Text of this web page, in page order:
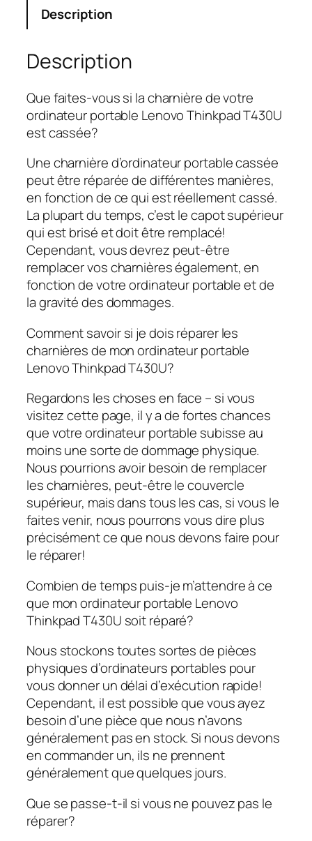
Description
Description
Que faites-vous si la charnière de votre
ordinateur portable Lenovo Thinkpad T430U
est cassée?
Une charnière d’ordinateur portable cassée
peut être réparée de différentes manières,
en fonction de ce qui est réellement cassé.
La plupart du temps, c’est le capot supérieur
qui est brisé et doit être remplacé!
Cependant, vous devrez peut-être
remplacer vos charnières également, en
fonction de votre ordinateur portable et de
la gravité des dommages.
Comment savoir si je dois réparer les
charnières de mon ordinateur portable
Lenovo Thinkpad T430U?
Regardons les choses en face – si vous
visitez cette page, il y a de fortes chances
que votre ordinateur portable subisse au
moins une sorte de dommage physique.
Nous pourrions avoir besoin de remplacer
les charnières, peut-être le couvercle
supérieur, mais dans tous les cas, si vous le
faites venir, nous pourrons vous dire plus
précisément ce que nous devons faire pour
le réparer!
Combien de temps puis-je m’attendre à ce
que mon ordinateur portable Lenovo
Thinkpad T430U soit réparé?
Nous stockons toutes sortes de pièces
physiques d’ordinateurs portables pour
vous donner un délai d’exécution rapide!
Cependant, il est possible que vous ayez
besoin d’une pièce que nous n’avons
généralement pas en stock. Si nous devons
en commander un, ils ne prennent
généralement que quelques jours.
Que se passe-t-il si vous ne pouvez pas le
réparer?